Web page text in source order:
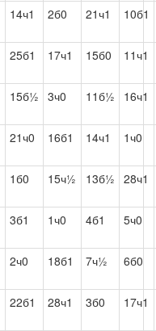
14ч1 2б0 21ч1 10б1
25б1 17ч1 15б0 11ч1
15б½ 3ч0 11б½ 16ч1
21ч0 16б1 14ч1 1ч0
1б0 15ч½ 13б½ 28ч1
3б1 1ч0 4б1 5ч0
2ч0 18б1 7ч½ 6б0
22б1 28ч1 3б0 17ч1